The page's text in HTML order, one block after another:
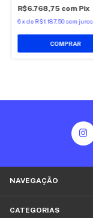
R$6.768,75 com Pix
6 xdeR$1.187,50 sem juros
NAVEGAÇÃO
CATEGORIAS